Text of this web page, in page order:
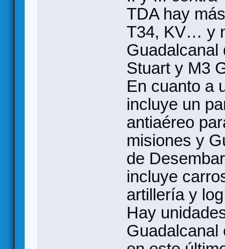
TDA hay
T34, KV… y
Guadalcanal
Stuart y M3
En cuanto a
incluye un
antiaéreo
misiones y
de
incluye
artillería y
Hay
Guadalcanal